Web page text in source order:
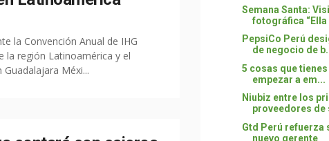
la Convención Anual de IHG
la región Latinoamérica y el
Guadalajara Méxi...
Semana Santa:
fotográfica “Ella
PepsiCo Perú
de negocio de
5 cosas que
empezar a em...
Niubiz entre los
proveedores de
Gtd Perú refuerza
nuevo gerente